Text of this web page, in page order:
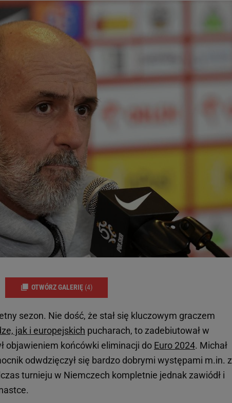
OTWÓRZ GALERIĘ (4)
sezon. Nie dość, że stał się kluczowym graczem
jak i europejskich pucharach, to zadebiutował w
objawieniem końcówki eliminacji do Euro 2024. Michał
odwdzięczył się bardzo dobrymi występami m.in. z
turnieju w Niemczech kompletnie jednak zawiódł i